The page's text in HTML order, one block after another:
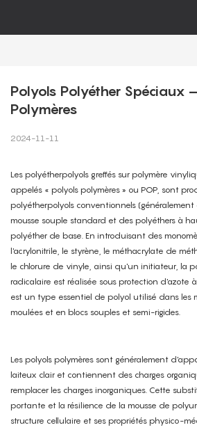
Polyols Polyéther Spéciaux
Polymères
2024-11-11
Les polyétherpolyols greffés sur polymère
appelés « polyols polymères » ou POP, sont
polyétherpolyols conventionnels (généralement
mousse souple standard et des polyéthers à
polyéther de base. En introduisant des
l'acrylonitrile, le styrène, le méthacrylate de
le chlorure de vinyle, ainsi qu'un initiateur, la
radicalaire est réalisée sous protection d'azote
est un type essentiel de polyol utilisé dans les
moulées et en blocs souples et semi-rigides.
Les polyols polymères sont généralement
laiteux clair et contiennent des charges
remplacer les charges inorganiques. Cette
portante et la résilience de la mousse de
structure cellulaire et ses propriétés physico-